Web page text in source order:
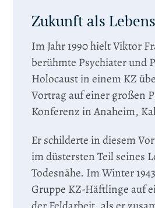
Zukunft als
Im Jahr 1990 hielt Viktor
berühmte Psychiater und
Holocaust in einem KZ
Vortrag auf einer großen
Konferenz in Anaheim,
Er schilderte in diesem
im düstersten Teil seines
Todesnähe. Im Winter
Gruppe KZ-Häftlinge auf